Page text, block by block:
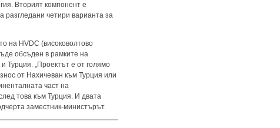
Вторият компонент е
разгледани четири варианта за
на HVDC (високоволтово
обсъден в рамките на
Турция. „Проектът е от голямо
от Нахичеван към Турция или
част на
това към Турция. И двата
заместник-министърът.